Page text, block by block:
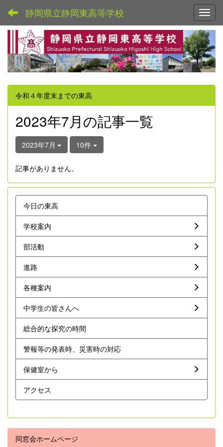
静岡県立静岡東高等学校
令和４年度末までの東高
2023年7月の記事一覧
2023年7月 10件
記事がありません。
今日の東高
学校案内
部活動
進路
各種案内
中学生の皆さんへ
総合的な探究の時間
警報等の発表時、災害時の対応
保健室から
アクセス
同窓会ホームページ